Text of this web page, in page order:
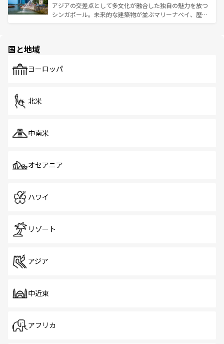
た文化、そして多様な観光資源が、訪れる旅人を魅了し続
ける。 なお、新着のタイ情報はコンテンツ一覧を参照して
うな絶景から文化的な体験まで、香港を存分に楽しみ尽く
そう。 なお、新着の香港情報はコンテンツ一覧を参照して
アジアの交差点として多文化が融合した独自の魅力を放つ
シンガポール。未来的な建築物が並ぶマリーナベイ、歴史
で、ホーカーズは地元の風情を楽しめる外せないスポット
国と地域
ヨーロッパ
北米
中南米
オセアニア
ハワイ
リゾート
アジア
中近東
アフリカ